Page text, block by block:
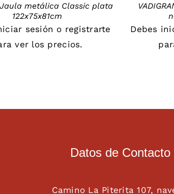
metálica Classic plata
122x75x81cm
sesión o registrarte
ver los precios.
Debes
Datos de Contacto
Camino La Piterita 107,